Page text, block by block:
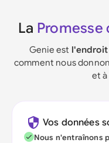
La Promesse
Genie est l'endroit
comment nous
et
Vos données
Nous n'entraînons